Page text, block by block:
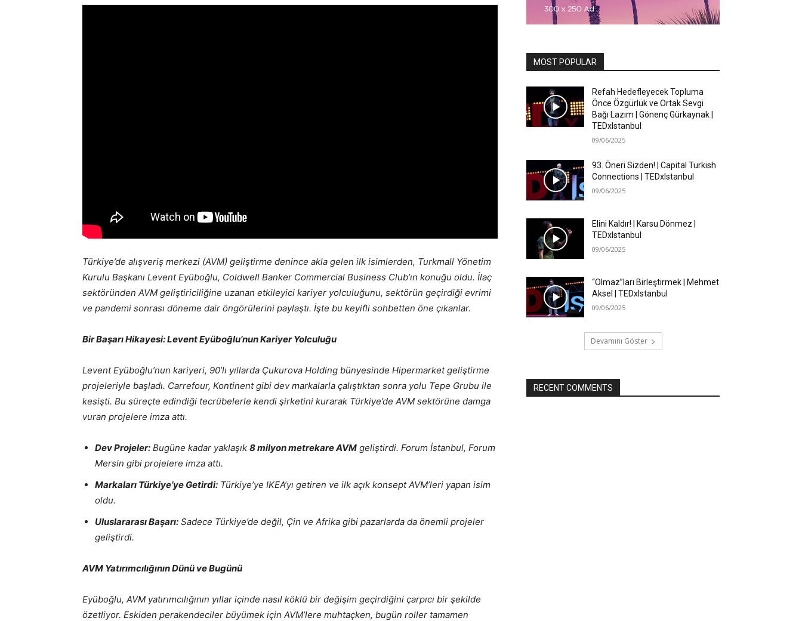
Türkiye’de alışveriş merkezi (AVM) geliştirme denince akla gelen ilk isimlerden, Turkmall Yönetim
Kurulu Başkanı Levent Eyüboğlu, Coldwell Banker Commercial Business Club’ın konuğu oldu. İlaç
sektöründen AVM geliştiriciliğine uzanan etkileyici kariyer yolculuğunu, sektörün geçirdiği evrimi
ve pandemi sonrası döneme dair öngörülerini paylaştı. İşte bu keyifli sohbetten öne çıkanlar.
Bir Başarı Hikayesi: Levent Eyüboğlu’nun Kariyer Yolculuğu
Levent Eyüboğlu’nun kariyeri, 90’lı yıllarda Çukurova Holding bünyesinde Hipermarket geliştirme
projeleriyle başladı. Carrefour, Kontinent gibi dev markalarla çalıştıktan sonra yolu Tepe Grubu ile
kesişti. Bu süreçte edindiği tecrübelerle kendi şirketini kurarak Türkiye’de AVM sektörüne damga
vuran projelere imza attı.
Dev Projeler: Bugüne kadar yaklaşık 8 milyon metrekare AVM geliştirdi. Forum İstanbul, Forum
Mersin gibi projelere imza attı.
Markaları Türkiye’ye Getirdi: Türkiye’ye IKEA’yı getiren ve ilk açık konsept AVM’leri yapan isim
oldu.
Uluslararası Başarı: Sadece Türkiye’de değil, Çin ve Afrika gibi pazarlarda da önemli projeler
geliştirdi.
AVM Yatırımcılığının Dünü ve Bugünü
Eyüboğlu, AVM yatırımcılığının yıllar içinde nasıl köklü bir değişim geçirdiğini çarpıcı bir şekilde
özetliyor. Eskiden perakendeciler büyümek için AVM’lere muhtaçken, bugün roller tamamen
MOST POPULAR
Refah Hedefleyecek Topluma
Önce Özgürlük ve Ortak Sevgi
Bağı Lazım | Gönenç Gürkaynak |
TEDxIstanbul
09/06/2025
93. Öneri Sizden! | Capital Turkish
Connections | TEDxIstanbul
09/06/2025
Elini Kaldır! | Karsu Dönmez |
TEDxIstanbul
09/06/2025
“Olmaz”ları Birleştirmek | Mehmet
Aksel | TEDxIstanbul
09/06/2025
Devamını Göster
RECENT COMMENTS